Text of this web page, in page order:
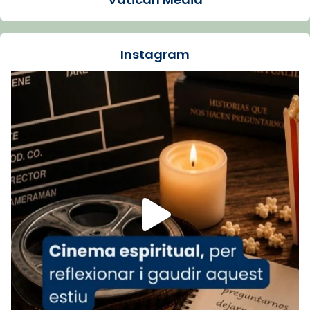
La Carmina va patir depressió. Fa gairebé
dos mesos, a l'Estadi Lluís Companys, la
Recupera l'entrevista comp
Vatican
tican News 👇
www.vaticannews.va/es/iglesia/news/2026-
07/carmina-historia-depresion-papa-viaje-
espana-testimoni...
Foto
View on Facebook · Share
Arquebisbat de Barcelona
2 weeks ago
«Avui les santes Juliana i Semproniana ens
ajuden a alçar la mirada»
Instagram